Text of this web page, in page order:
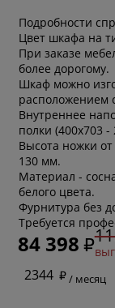
Подробности
Цвет шкафа на
При заказе
более дорогому.
Шкаф можно
расположением
Внутреннее
полки (400х703 -
Высота ножки
130 мм.
Материал -
белого цвета.
Фурнитура без
Требуется
84 398
2344
/ месяц
* обязательное